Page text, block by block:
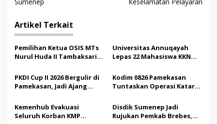
v
i
g
a
s
i
p
o
s
Artikel Terkait
Pemilihan Ketua OSIS MTs
Nurul Huda II Tambaksari
Demokrasi bagi Siswa
Universitas Annuqayah
Lepas 22 Mahasiswa KKN
Saudi
PKDI Cup II 2026 Bergulir di
Pamekasan, Jadi Ajang
Madura
Kodim 0826 Pamekasan
Tuntaskan Operasi Katarak
Tindakan Medis
Kemenhub Evakuasi
Seluruh Korban KMP
Disdik Sumenep Jadi
Rujukan Pemkab Brebes,